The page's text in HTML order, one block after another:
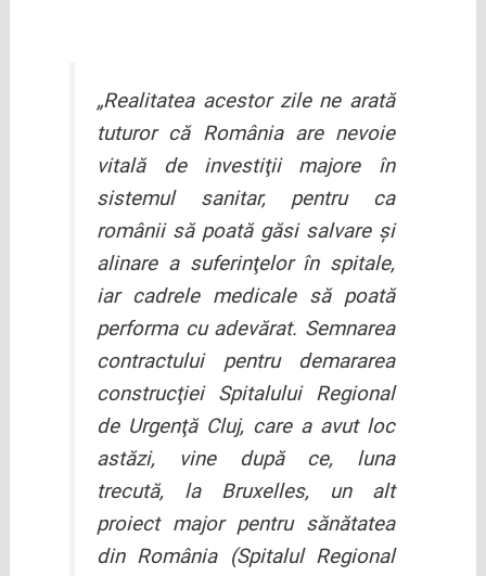
„Realitatea acestor zile ne arată
tuturor că România are nevoie
vitală de investiţii majore în
sistemul sanitar, pentru ca
românii să poată găsi salvare şi
alinare a suferinţelor în spitale,
iar cadrele medicale să poată
performa cu adevărat. Semnarea
contractului pentru demararea
construcţiei Spitalului Regional
de Urgenţă Cluj, care a avut loc
astăzi, vine după ce, luna
trecută, la Bruxelles, un alt
proiect major pentru sănătatea
din România (Spitalul Regional